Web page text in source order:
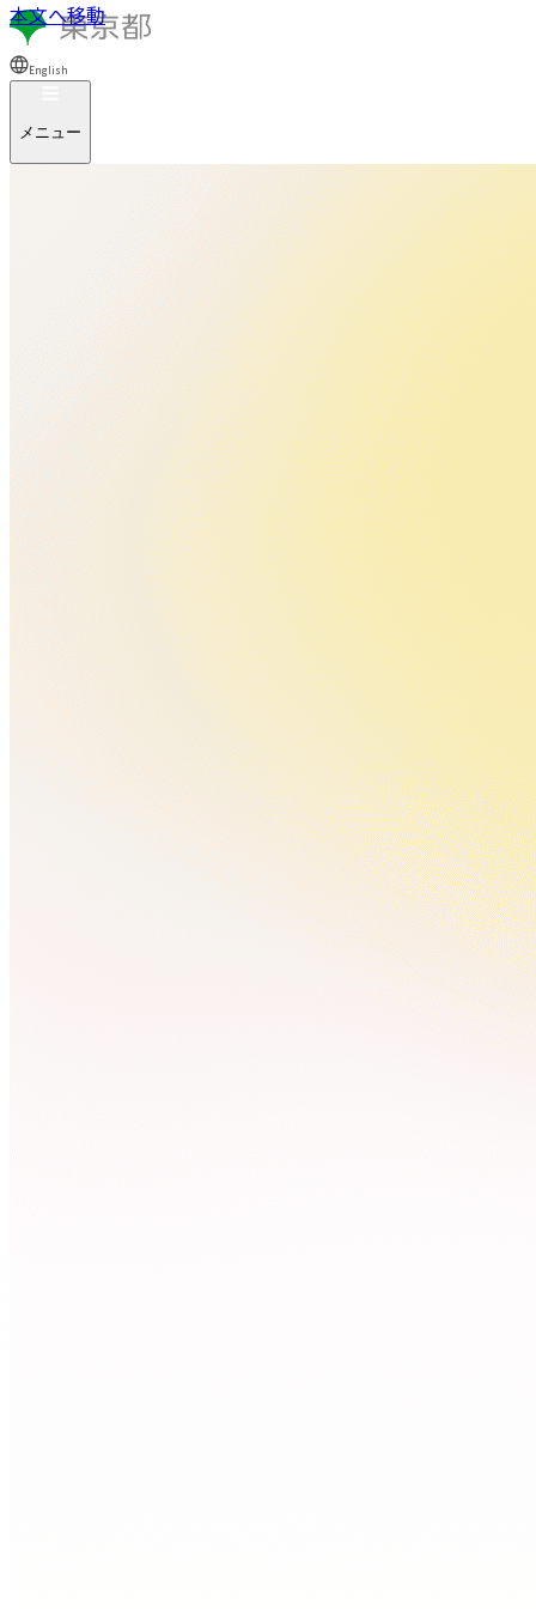
本文へ移動
English
メニュー